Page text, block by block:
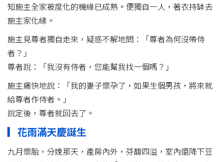
知施主全家被度化的機緣已成熟。便獨自一人，著衣持缽去
施主家化緣。
施主見尊者獨自走來，疑惑不解地問：「尊者為何沒帶侍
者？」
尊者說：「我沒有侍者，您能幫我找一個嗎？」
施主痛快地說：「我的妻子懷孕了，如果生個男孩，將來就
給尊者作侍者。」
說定後，尊者就回去了。
▎花雨滿天慶誕生
九月懷胎，分娩那天，產房內外，芬馥四溢，室內還降下豆